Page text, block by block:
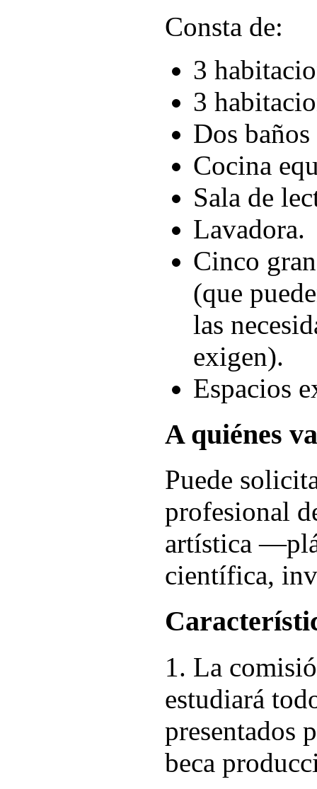
Consta de:
3
3
Dos
Cocina
Sala de
Lavadora.
Cinco
(que
las
exigen).
Espacios
A quiénes
Puede
profesional
artística
científica,
1. La
estudiará
presentados
beca